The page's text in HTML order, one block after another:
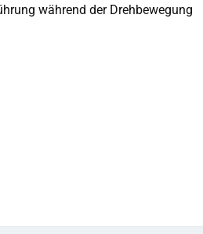
während der Drehbewegung